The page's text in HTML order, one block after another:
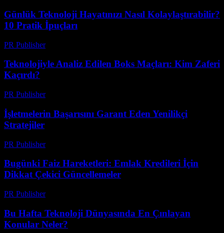
Günlük Teknoloji Hayatınızı Nasıl Kolaylaştırabilir?
10 Pratik İpuçları
PR Publisher-
Teknolojiyle Analiz Edilen Boks Maçları: Kim Zaferi
Kaçırdı?
PR Publisher-
İşletmelerin Başarısını Garant Eden Yenilikçi
Stratejiler
PR Publisher-
Bugünki Faiz Hareketleri: Emlak Kredileri İçin
Dikkat Çekici Güncellemeler
PR Publisher-
Bu Hafta Teknoloji Dünyasında En Çınlayan
Konular Neler?